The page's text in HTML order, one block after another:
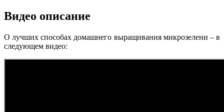
Видео описание
О лучших способах домашнего выращивания микрозелени – в
следующем видео: